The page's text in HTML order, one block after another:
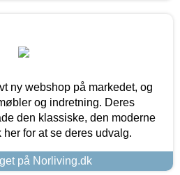
ny webshop på markedet, og
og indretning. Deres
den klassiske, den moderne
for at se deres udvalg.
på Norliving.dk